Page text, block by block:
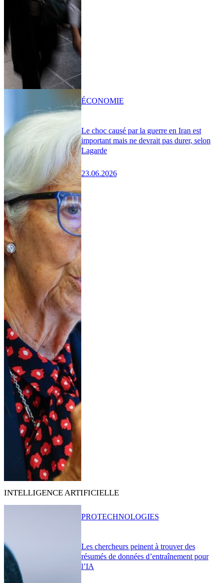
Le choc causé par la guerre en Iran est
important mais ne devrait pas durer, selon
Lagarde
23.06.2026
ÉCONOMIE
INTELLIGENCE ARTIFICIELLE
Les chercheurs peinent à trouver des
résumés de données d’entraînement pour
l’IA
PROTECHNOLOGIES